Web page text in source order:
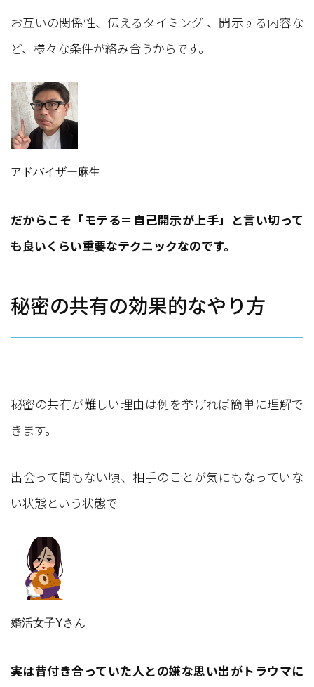
お互いの関係性、伝えるタイミング 、開示する内容な
ど、様々な条件が絡み合うからです。
アドバイザー麻生
だからこそ「モテる＝自己開示が上手」と言い切って
も良いくらい重要なテクニックなのです。
秘密の共有の効果的なやり方
秘密の共有が難しい理由は例を挙げれば簡単に理解で
きます。
出会って間もない頃、相手のことが気にもなっていな
い状態という状態で
婚活女子Yさん
実は昔付き合っていた人との嫌な思い出がトラウマに